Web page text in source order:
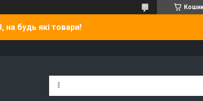
будь які товари!